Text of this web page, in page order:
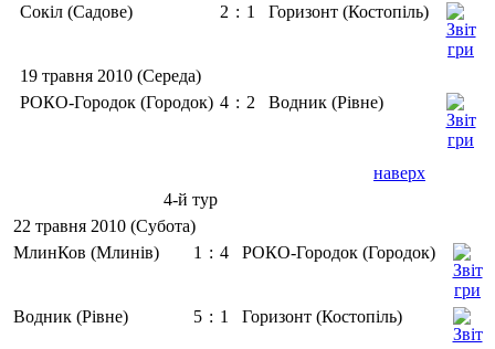
Сокіл (Садове) 2 : 1 Горизонт (Костопіль)
19 травня 2010 (Середа)
РОКО-Городок (Городок) 4 : 2 Водник (Рівне)
наверх
4-й тур
22 травня 2010 (Субота)
МлинКов (Млинів)
1 : 4 РОКО-Городок (Городок)
Водник (Рівне) 5 : 1 Горизонт (Костопіль)